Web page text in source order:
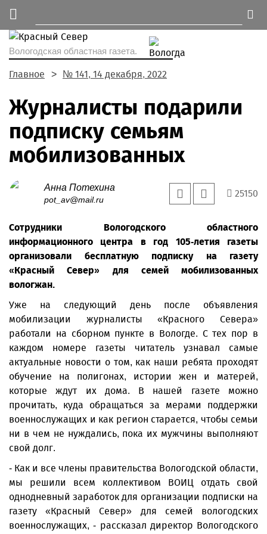
Вологодская областная газета.
Главное № 141, 14 декабря, 2022
Журналисты подарили
подписку семьям
мобилизованных
Анна Потехина
pot_av@mail.ru
25150
Сотрудники Вологодского областного
информационного центра в год 105-летия газеты
организовали бесплатную подписку на газету
«Красный Север» для семей мобилизованных
вологжан.
Уже на следующий день после объявления
мобилизации журналисты «Красного Севера»
работали на сборном пункте в Вологде. С тех пор в
каждом номере газеты читатель узнавал самые
актуальные новости о том, как наши ребята проходят
обучение на полигонах, истории жен и матерей,
которые ждут их дома. В нашей газете можно
прочитать, куда обращаться за мерами поддержки
военнослужащих и как регион старается, чтобы семьи
ни в чем не нуждались, пока их мужчины выполняют
свой долг.
- Как и все члены правительства Вологодской области,
мы решили всем коллективом ВОИЦ отдать свой
однодневный заработок для организации подписки на
газету «Красный Север» для семей вологодских
военнослужащих, - рассказал директор Вологодского